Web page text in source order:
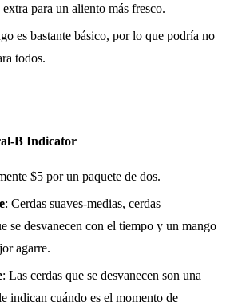
para un aliento más fresco.
es bastante básico, por lo que podría no
todos.
B Indicator
$5 por un paquete de dos.
: Cerdas suaves-medias, cerdas
se desvanecen con el tiempo y un mango
agarre.
: Las cerdas que se desvanecen son una
indican cuándo es el momento de